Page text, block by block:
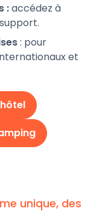
:accédez à
: pour
et
unique, des